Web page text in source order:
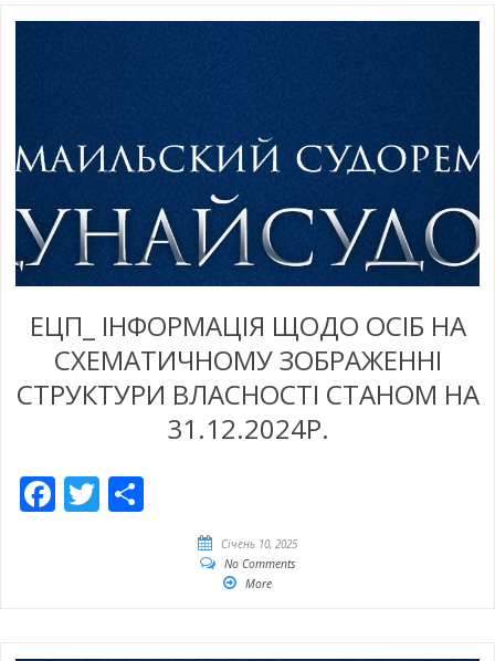
ЕЦП_ ІНФОРМАЦІЯ ЩОДО ОСІБ НА
СХЕМАТИЧНОМУ ЗОБРАЖЕННІ
СТРУКТУРИ ВЛАСНОСТІ СТАНОМ НА
31.12.2024Р.
Facebook
Twitter
Січень 10, 2025
No Comments
More